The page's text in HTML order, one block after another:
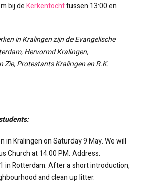
bij deKerkentochttussen 13:00 en
in Kralingen zijn de Evangelische
Hervormd Kralingen,
Zie, Protestants Kralingen en R.K.
in Kralingen on Saturday 9 May. We will
Church at 14:00 PM. Address:
in Rotterdam. After a short introduction,
and clean up litter.